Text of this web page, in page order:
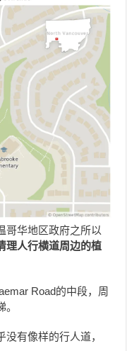
哥华地区政府之所以
理人行横道周边的植
Road的中段，周
有像样的行人道，